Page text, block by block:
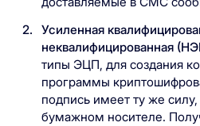
Усиленная
неквалифицированная
типы ЭЦП, для создания
программы
подпись имеет ту же силу,
бумажном носителе.